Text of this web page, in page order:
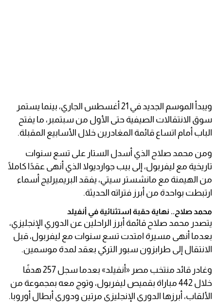
ويبدأ الموسم الجديد في 21 أغسطس الجاري، بينما يستمر
سوق الانتقالات الصيفية حتى الأول من سبتمبر، ما يفتح
الباب أمام اتساع قائمة المغادرين خلال الأسابيع المقبلة.
ومن محمد صلاح الذي أسدل الستار على تسع سنوات
تاريخية مع ليفربول، إلى بيب جوارديولا الذي أنهى عقدًا كاملًا
من الهيمنة مع مانشستر سيتي، يفقد البريميرليج أسماء
ارتبطت بواحدة من أبرز فتراته الحديثة.
محمد صلاح.. نهاية حقبة استثنائية في أنفيلد
يتصدر محمد صلاح قائمة أبرز الراحلين عن الدوري الإنجليزي،
بعدما أنهى مسيرة امتدت تسع سنوات مع ليفربول، قبل
الانتقال إلى طرابزون سبور التركي بعقد لمدة موسمين.
وغادر قائد منتخب مصر «أنفيلد» بعدما سجل 257 هدفًا
خلال 442 مباراة بقميص ليفربول، وتوج معه بمجموعة من
الألقاب، أبرزها الدوري الإنجليزي مرتين ودوري أبطال أوروبا.